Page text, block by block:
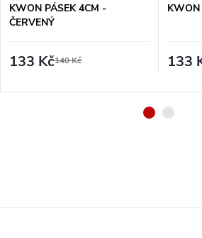
KWON PÁSEK 4CM -
ČERVENÝ
133 Kč140 Kč
KWON
133